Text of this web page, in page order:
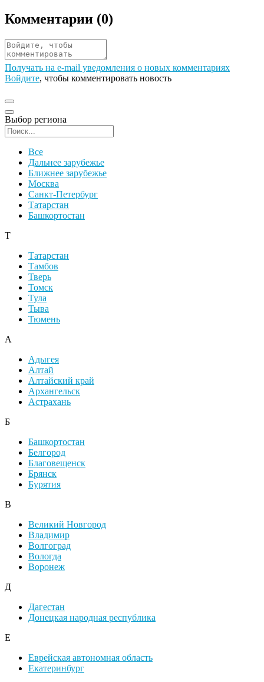
Комментарии (0)
Получать на e‑mail уведомления о новых комментариях
Войдите, чтобы комментировать новость
Выбор региона
Все
Дальнее зарубежье
Ближнее зарубежье
Москва
Санкт-Петербург
Татарстан
Башкортостан
Т
Татарстан
Тамбов
Тверь
Томск
Тула
Тыва
Тюмень
А
Адыгея
Алтай
Алтайский край
Архангельск
Астрахань
Б
Башкортостан
Белгород
Благовещенск
Брянск
Бурятия
В
Великий Новгород
Владимир
Волгоград
Вологда
Воронеж
Д
Дагестан
Донецкая народная республика
Е
Еврейская автономная область
Екатеринбург